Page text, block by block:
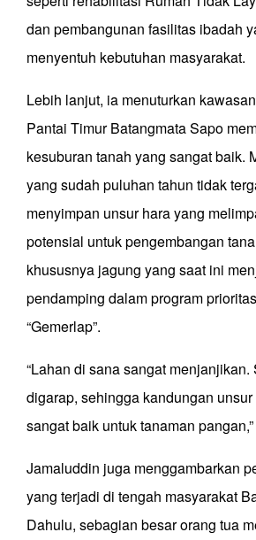
dan pembangunan fasilitas ibadah
menyentuh kebutuhan masyarakat.
Lebih lanjut, ia menuturkan
Pantai Timur Batangmata Sapo
kesuburan tanah yang sangat baik.
yang sudah puluhan tahun tidak
menyimpan unsur hara yang
potensial untuk pengembangan
khususnya jagung yang saat ini
pendamping dalam program
“Gemerlap”.
“Lahan di sana sangat
digarap, sehingga kandungan
sangat baik untuk tanaman
Jamaluddin juga menggambarkan
yang terjadi di tengah masyarakat
Dahulu, sebagian besar orang tua